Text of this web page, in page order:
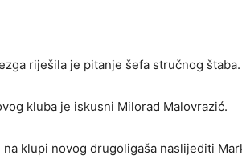
riješila je pitanje šefa stručnog štaba.
kluba je iskusni Milorad Malovrazić.
na klupi novog drugoligaša naslijediti